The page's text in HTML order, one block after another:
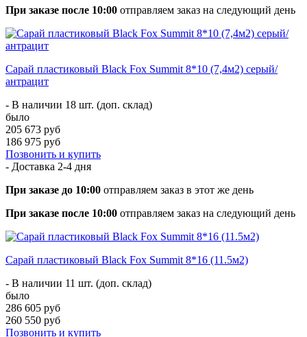
При заказе после 10:00 отправляем заказ на следующий день
Сарай пластиковый Black Fox Summit 8*10 (7,4м2) серый/
антрацит
- В наличии 18 шт. (доп. склад)
было
205 673 руб
186 975 руб
Позвонить и купить
- Доставка 2-4 дня
При заказе до 10:00 отправляем заказ в этот же день
При заказе после 10:00 отправляем заказ на следующий день
Сарай пластиковый Black Fox Summit 8*16 (11.5м2)
- В наличии 11 шт. (доп. склад)
было
286 605 руб
260 550 руб
Позвонить и купить